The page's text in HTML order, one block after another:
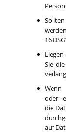
16
Sie
Wenn
oder
die
auf